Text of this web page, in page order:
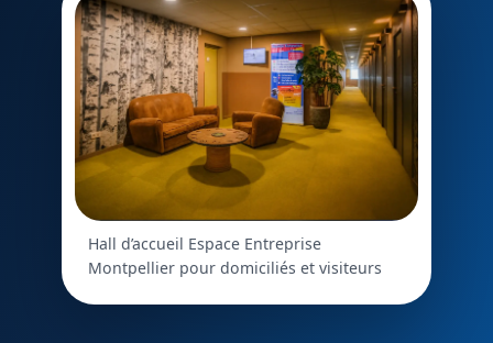
Hall d’accueil Espace Entreprise
Montpellier pour domiciliés et visiteurs